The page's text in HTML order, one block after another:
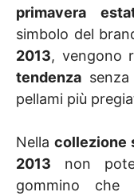
primavera
simbolo del
2013, vengono
tendenza
pellami più
Nella collezione
2013 non
gommino che